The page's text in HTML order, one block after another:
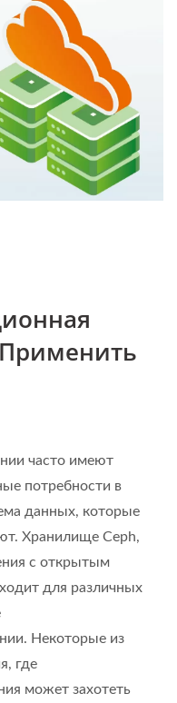
часто имеют
потребности в
данных, которые
Хранилище Ceph,
с открытым
для различных
Некоторые из
где
может захотеть